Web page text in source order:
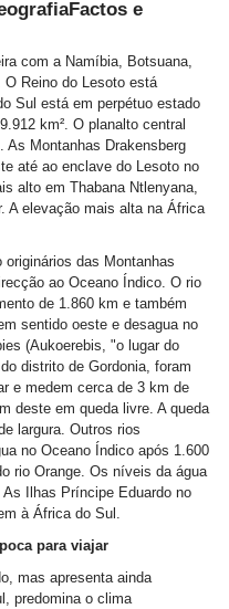
e
com a Namíbia, Botsuana,
Reino do Lesoto está
Sul está em perpétuo estado
km². O planalto central
As Montanhas Drakensberg
até ao enclave do Lesoto no
alto em Thabana Ntlenyana,
A elevação mais alta na África
das Montanhas
ao Oceano Índico. O rio
de 1.860 km e também
sentido oeste e desagua no
(Aukoerebis, "o lugar do
distrito de Gordonia, foram
e medem cerca de 3 km de
deste em queda livre. A queda
largura. Outros rios
no Oceano Índico após 1.600
rio Orange. Os níveis da água
Ilhas Príncipe Eduardo no
à África do Sul.
para viajar
mas apresenta ainda
predomina o clima